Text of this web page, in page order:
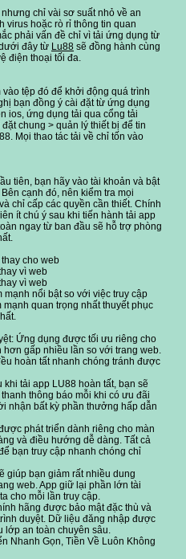
chỉ vài sơ suất nhỏ về an
virus hoặc rò rỉ thông tin quan
phải vấn đề chỉ vì tải ứng dụng từ
đây từ Lu88 sẽ đồng hành cùng
điện thoại tối đa.
tệp đó để khởi động quá trình
bạn đồng ý cài đặt từ ứng dụng
ios, ứng dụng tải qua cổng tải
chung > quản lý thiết bị để tin
Mọi thao tác tải về chỉ tốn vào
tiên, bạn hãy vào tài khoản và bật
cạnh đó, nên kiểm tra mọi
chỉ cấp các quyền cần thiết. Chính
ít chú ý sau khi tiến hành tải app
ngay từ ban đầu sẽ hỗ trợ phòng
cho web
vì web
vì web
nổi bật so với việc truy cập
quan trọng nhất thuyết phục
Ứng dụng được tối ưu riêng cho
gấp nhiều lần so với trang web.
hoàn tất nhanh chóng tránh được
tải app LU88 hoàn tất, bạn sẽ
thông báo mỗi khi có ưu đãi
nhận bất kỳ phần thưởng hấp dẫn
phát triển dành riêng cho màn
và điều hướng dễ dàng. Tất cả
bạn truy cập nhanh chóng chỉ
giúp bạn giảm rất nhiều dung
web. App giữ lại phần lớn tài
cho mỗi lần truy cập.
hãng được bảo mật đặc thù và
duyệt. Dữ liệu đăng nhập được
lớp an toàn chuyên sâu.
Nhanh Gọn, Tiền Về Luôn Không